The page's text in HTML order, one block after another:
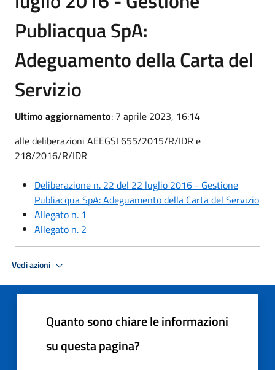
Publiacqua SpA:
Adeguamento della Carta del
Servizio
Ultimo aggiornamento: 7 aprile 2023, 16:14
alle deliberazioni AEEGSI 655/2015/R/IDR e
218/2016/R/IDR
Deliberazione n. 22 del 22 luglio 2016 - Gestione
Publiacqua SpA: Adeguamento della Carta del Servizio
Allegato n. 1
Allegato n. 2
Vedi azioni
Quanto sono chiare le informazioni
su questa pagina?